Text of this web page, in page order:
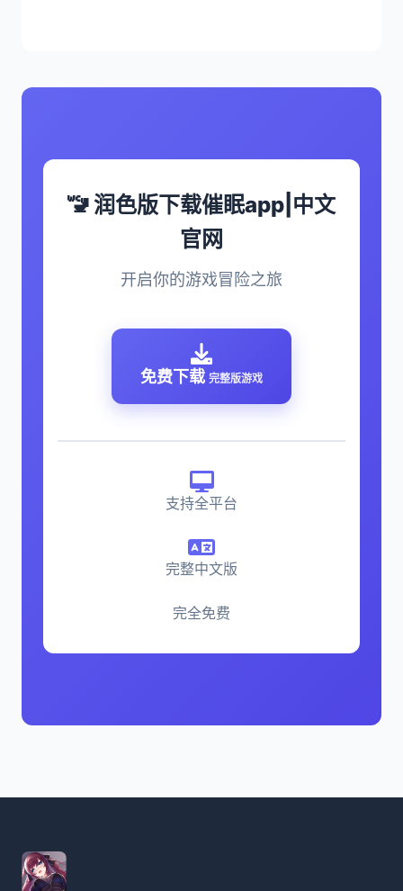
🚾 润色版下载催眠app|中文
官网
开启你的游戏冒险之旅
免费下载 完整版游戏
支持全平台
完整中文版
完全免费